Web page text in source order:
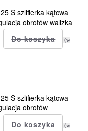
S szlifierka kątowa
obrotów walizka
(w
S szlifierka kątowa
obrotów
(w